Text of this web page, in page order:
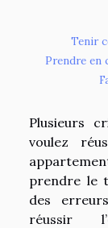
Tenir
Prendre en
Plusieurs
voulez
prendre le
des
réussir